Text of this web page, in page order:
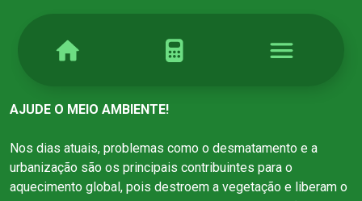
AJUDE O MEIO AMBIENTE!
Nos dias atuais, problemas como o desmatamento e a
urbanização são os principais contribuintes para o
aquecimento global, pois destroem a vegetação e liberam o